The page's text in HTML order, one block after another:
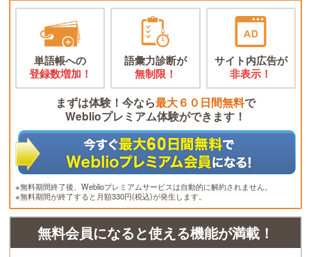
単語帳への
登録数増加！
語彙力診断が
無制限！
サイト内広告が
非表示！
まずは体験！今なら最大６０日間無料で
Weblioプレミアム体験ができます！
※無料期間終了後、Weblioプレミアムサービスは自動的に解約されません。
※無料期間が終了すると月額330円(税込)が発生します。
無料会員になると使える機能が満載！